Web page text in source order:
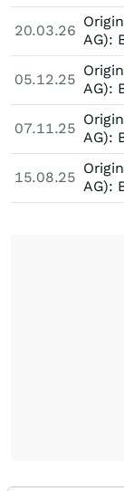
20.03.26
AG):
05.12.25
AG):
07.11.25
AG):
15.08.25
AG):